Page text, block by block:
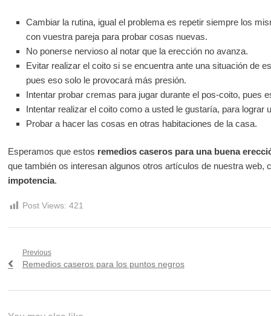
Cambiar la rutina, igual el problema es repetir siempre los
con vuestra pareja para probar cosas nuevas.
No ponerse nervioso al notar que la erección no avanza.
Evitar realizar el coito si se encuentra ante una situación de
pues eso solo le provocará más presión.
Intentar probar cremas para jugar durante el pos-coito, pues
Intentar realizar el coito como a usted le gustaría, para lograr
Probar a hacer las cosas en otras habitaciones de la casa.
Esperamos que estos remedios caseros para una buena
que también os interesan algunos otros artículos de nuestra web,
impotencia.
Post Views: 421
Navegación
Previous
Previous
Remedios caseros para los puntos negros